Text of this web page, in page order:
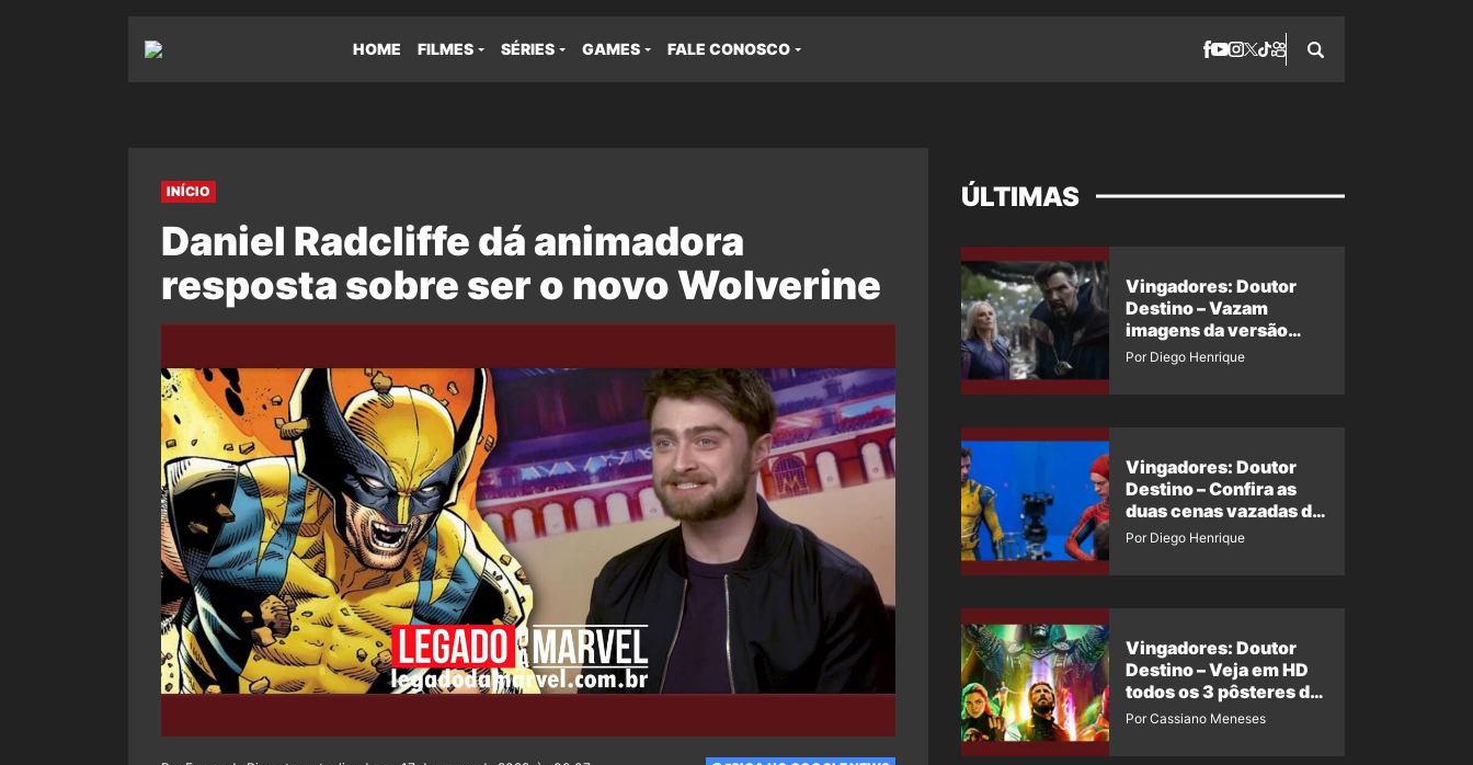
HOME FILMES SÉRIES GAMES FALE CONOSCO
INÍCIO
Daniel Radcliffe dá animadora
resposta sobre ser o novo Wolverine
ÚLTIMAS
Vingadores: Doutor
Destino – Vazam
imagens da versão
maligna do Doutor
Por Diego Henrique
Vingadores: Doutor
Destino – Confira as
duas cenas vazadas do
Wolverine e o Homem-
Por Diego Henrique
Vingadores: Doutor
Destino – Veja em HD
todos os 3 pôsteres de
‘Doomsday’ + 1 imagem
Por Cassiano Meneses